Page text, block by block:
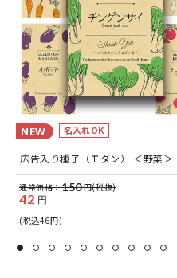
NEW 名入れOK
広告入り種子（モダン） ＜野菜＞
通常価格：150円(税抜)
42 円
(税込46円)